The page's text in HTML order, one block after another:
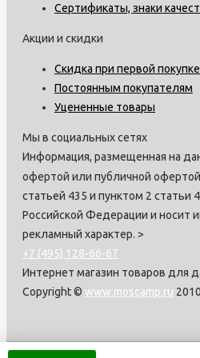
Сертификаты, знаки
Акции и скидки
Скидка при первой покупке
Постоянным покупателям
Уцененные товары
Мы в социальных сетях
Информация, размещенная на
офертой или публичной
статьей 435 и пунктом 2 статьи
Российской Федерации и носит
рекламный характер. >
+7 (495) 128-66-67
Интернет магазин товаров для
Copyright © www.moscamp.ru